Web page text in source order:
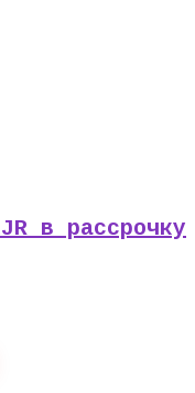
в рассрочку